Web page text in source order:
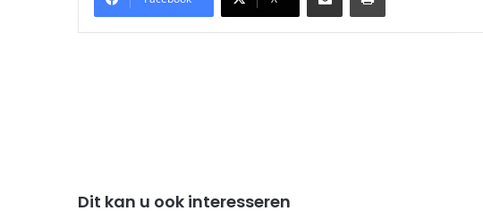
Dit kan u ook interesseren